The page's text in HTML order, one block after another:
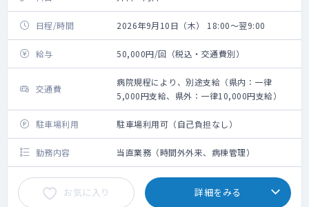
日程/時間 2026年9月10日（木） 18:00～翌9:00
給与 50,000円/回（税込・交通費別）
交通費
病院規程により、別途支給（県内：一律
5,000円支給、県外：一律10,000円支給）
駐車場利用 駐車場利用可（自己負担なし）
勤務内容 当直業務（時間外外来、病棟管理）
お気に入り 詳細をみる